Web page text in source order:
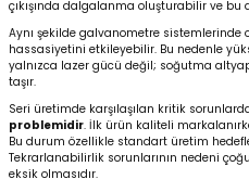
çıkışında dalgalanma oluşturabilir ve
Aynı şekilde galvanometre sistemlerinde
hassasiyetini etkileyebilir. Bu nedenle
yalnızca lazer gücü değil; soğutma
taşır.
Seri üretimde karşılaşılan kritik
problemidir. İlk ürün kaliteli
Bu durum özellikle standart üretim
Tekrarlanabilirlik sorunlarının nedeni
eksik olmasıdır.